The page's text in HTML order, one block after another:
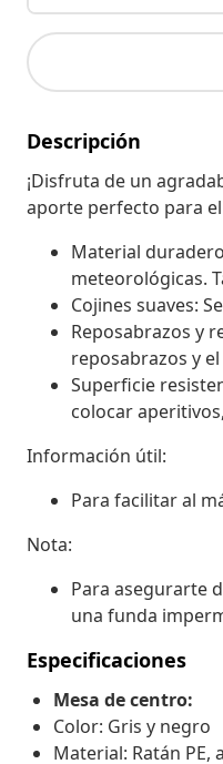
Descripción
¡Disfruta de un
aporte perfecto para
Material
meteorológicas.
Cojines suaves:
Reposabrazos y
reposabrazos y
Superficie
colocar
Información útil:
Para facilitar al
Nota:
Para asegurarte
una funda
Especificaciones
Mesa de centro:
Color: Gris y negro
Material: Ratán